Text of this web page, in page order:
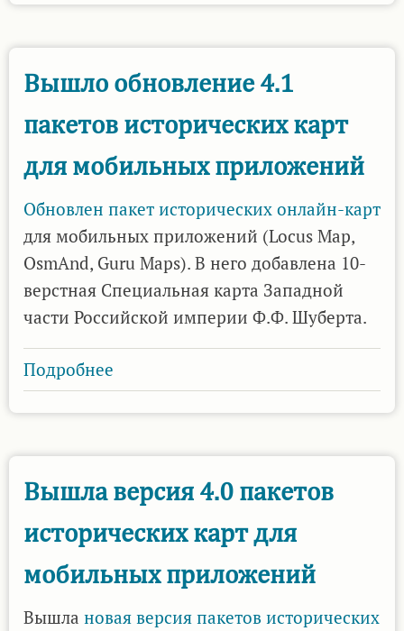
4.2
пакетов
исторических
карт
для
мобильных
приложений
Вышло обновление 4.1
пакетов исторических карт
для мобильных приложений
Обновлен пакет исторических онлайн-карт
для мобильных приложений (Locus Map,
OsmAnd, Guru Maps). В него добавлена 10-
верстная Специальная карта Западной
части Российской империи Ф.Ф. Шуберта.
Подробнее
Вышло
4.1
исторических
карт
мобильных
приложений
Вышла версия 4.0 пакетов
исторических карт для
мобильных приложений
Вышла новая версия пакетов исторических